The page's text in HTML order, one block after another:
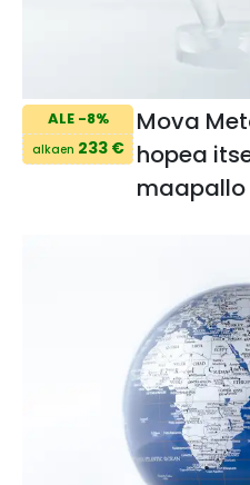
ALE -8%
alkaen 233 €
Mova
hopea
maapallo